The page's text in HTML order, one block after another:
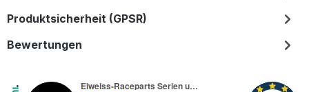
Produktsicherheit (GPSR)
Bewertungen